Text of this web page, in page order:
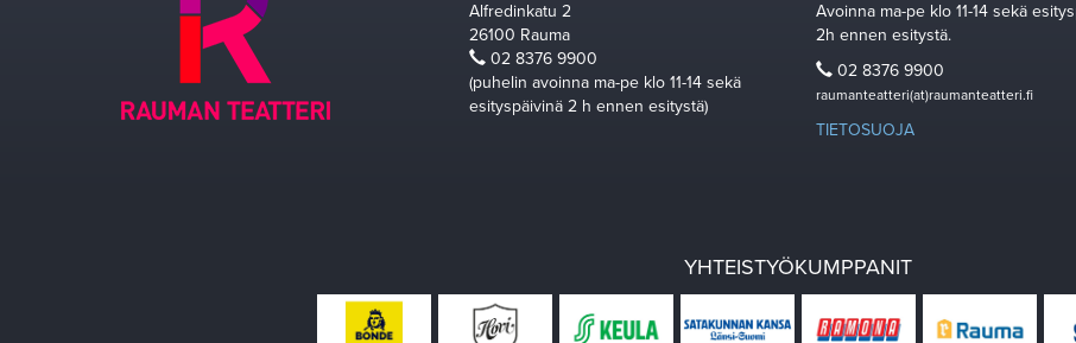
Alfredinkatu 2
26100 Rauma
02 8376 9900
(puhelin avoinna ma-pe klo 11-14 sekä
esityspäivinä 2 h ennen esitystä)
Avoinna ma-pe klo 11-14 sekä
2h ennen esitystä.
02 8376 9900
raumanteatteri(at)raumanteatteri.fi
TIETOSUOJA
YHTEISTYÖKUMPPANIT